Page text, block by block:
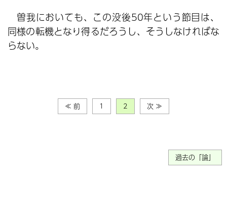
曽我においても、この没後50年という節目は、
同様の転機となり得るだろうし、そうしなければな
らない。
≪ 前 1 2 次 ≫
過去の「論」